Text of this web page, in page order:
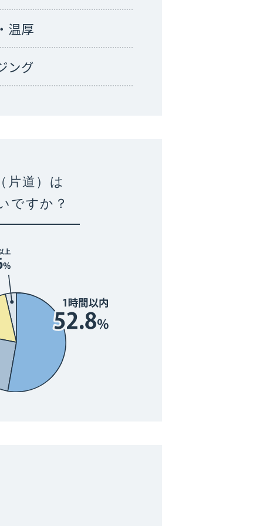
温厚
ング
片道）は
ですか？